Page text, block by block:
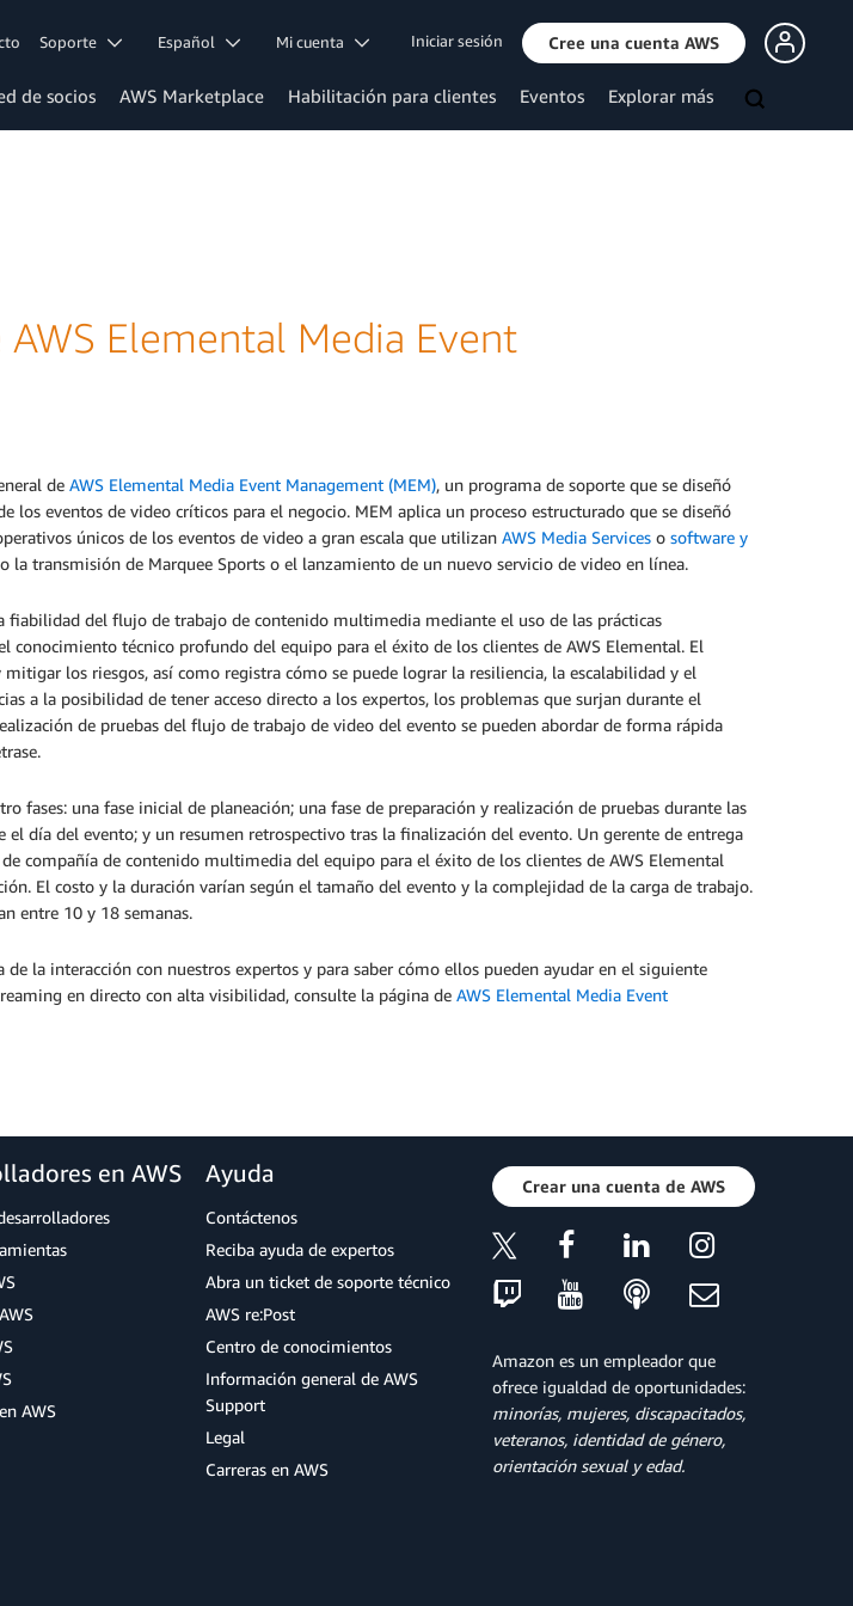
Soporte Español Mi cuenta Iniciar sesión Cree una cuenta AWS
de socios AWS Marketplace Habilitación para clientes Eventos Explorar más
Elemental Media Event
de AWS Elemental Media Event Management (MEM), un programa de soporte que se diseñó
los eventos de video críticos para el negocio. MEM aplica un proceso estructurado que se diseñó
únicos de los eventos de video a gran escala que utilizan AWS Media Services o software y
la transmisión de Marquee Sports o el lanzamiento de un nuevo servicio de video en línea.
fiabilidad del flujo de trabajo de contenido multimedia mediante el uso de las prácticas
conocimiento técnico profundo del equipo para el éxito de los clientes de AWS Elemental. El
los riesgos, así como registra cómo se puede lograr la resiliencia, la escalabilidad y el
a la posibilidad de tener acceso directo a los expertos, los problemas que surjan durante el
de pruebas del flujo de trabajo de video del evento se pueden abordar de forma rápida
fases: una fase inicial de planeación; una fase de preparación y realización de pruebas durante las
el día del evento; y un resumen retrospectivo tras la finalización del evento. Un gerente de entrega
compañía de contenido multimedia del equipo para el éxito de los clientes de AWS Elemental
El costo y la duración varían según el tamaño del evento y la complejidad de la carga de trabajo.
entre 10 y 18 semanas.
de la interacción con nuestros expertos y para saber cómo ellos pueden ayudar en el siguiente
en directo con alta visibilidad, consulte la página de AWS Elemental Media Event
en AWS
AWS
Ayuda
Contáctenos
Reciba ayuda de expertos
Abra un ticket de soporte técnico
AWS re:Post
Centro de conocimientos
Información general de AWS
Support
Legal
Carreras en AWS
Crear una cuenta de AWS
Amazon es un empleador que
ofrece igualdad de oportunidades:
minorías, mujeres, discapacitados,
veteranos, identidad de género,
orientación sexual y edad.